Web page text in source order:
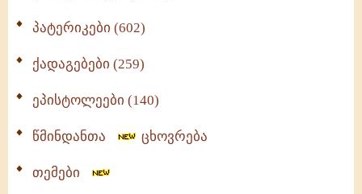
პატერიკები (602)
ქადაგებები (259)
ეპისტოლეები (140)
წმინდანთა ცხოვრება
თემები